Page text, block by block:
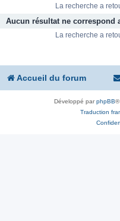
La recherche a
Aucun résultat ne correspond
La recherche a
Accueil du forum
Développé parphpBB®
Traduction